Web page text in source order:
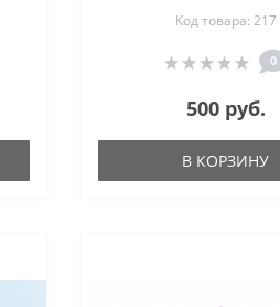
цветы из камня
Код товара: 217
0
500 руб.
В КОРЗИНУ